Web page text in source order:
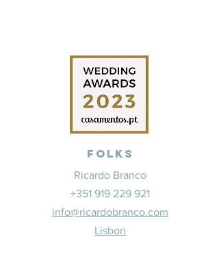
Folks
Ricardo Branco
+351 919 229 921
info@ricardobranco.com
Lisbon